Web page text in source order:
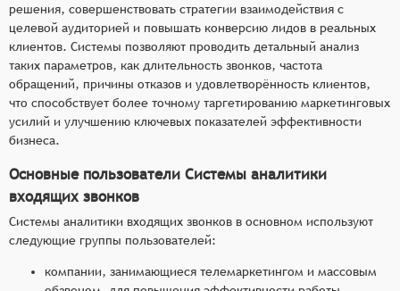
решения, совершенствовать стратегии взаимодействия с
целевой аудиторией и повышать конверсию лидов в реальных
клиентов. Системы позволяют проводить детальный анализ
таких параметров, как длительность звонков, частота
обращений, причины отказов и удовлетворённость клиентов,
что способствует более точному таргетированию маркетинговых
усилий и улучшению ключевых показателей эффективности
бизнеса.
Основные пользователи Системы аналитики
входящих звонков
Системы аналитики входящих звонков в основном используют
следующие группы пользователей:
компании, занимающиеся телемаркетингом и массовым